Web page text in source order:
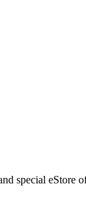
special eStore